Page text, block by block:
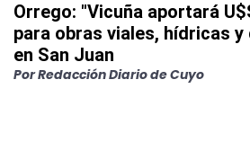
Orrego: "Vicuña aportará
para obras viales, hídricas y
en San Juan
PorRedacción Diario de Cuyo